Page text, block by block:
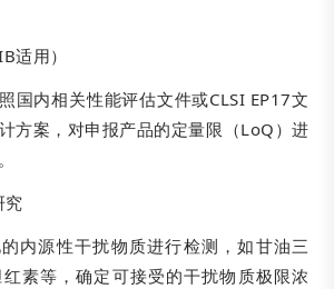
适用）
国内相关性能评估文件或CLSI EP17文
方案，对申报产品的定量限（LoQ）进
究
内源性干扰物质进行检测，如甘油三
素等，确定可接受的干扰物质极限浓